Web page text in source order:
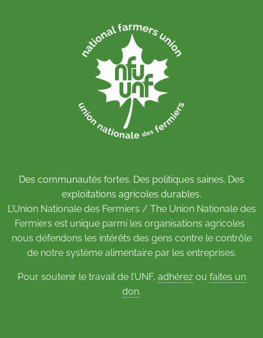
Des communautés fortes. Des politiques saines. Des
exploitations agricoles durables.
L’Union Nationale des Fermiers / The Union Nationale des
Fermiers est unique parmi les organisations agricoles :
nous défendons les intérêts des gens contre le contrôle
de notre système alimentaire par les entreprises.
Pour soutenir le travail de l’UNF, adhérezou faites un
don.